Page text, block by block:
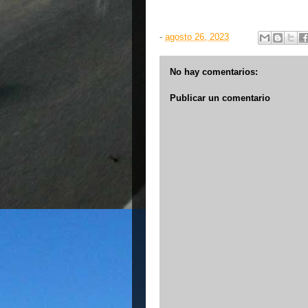
- agosto 26, 2023
No hay comentarios:
Publicar un comentario